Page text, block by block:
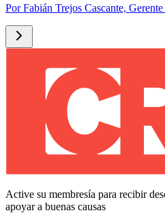
PorFabián Trejos Cascante,
Active su membresía para recibir
apoyar a buenas causas